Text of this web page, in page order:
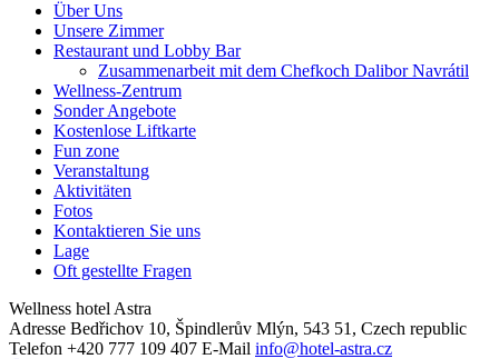
Über Uns
Unsere Zimmer
Restaurant und Lobby Bar
Zusammenarbeit mit dem Chefkoch Dalibor Navrátil
Wellness-Zentrum
Sonder Angebote
Kostenlose Liftkarte
Fun zone
Veranstaltung
Aktivitäten
Fotos
Kontaktieren Sie uns
Lage
Oft gestellte Fragen
Wellness hotel Astra
Adresse Bedřichov 10, Špindlerův Mlýn, 543 51, Czech republic
Telefon +420 777 109 407 E-Mail info@hotel-astra.cz